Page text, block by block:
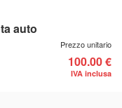
auto
Prezzo unitario
100.00 €
IVA inclusa